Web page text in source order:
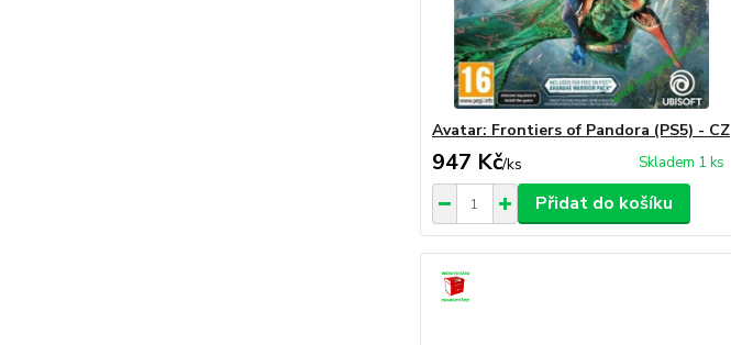
Avatar: Frontiers of Pandora (PS5) - CZ
947 Kč/ks Skladem 1 ks
Přidat do košíku